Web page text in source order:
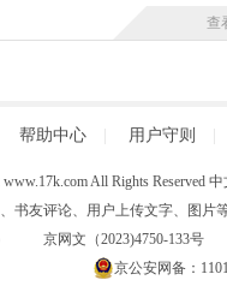
查
帮助中心 用户守则
www.17k.com All Rights Reserved
书友评论、用户上传文字、图片
京网文（2023)4750-133号
京公安网备：